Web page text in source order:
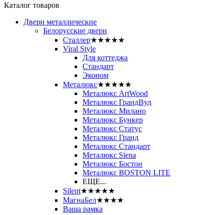
Каталог товаров
Двери металлические
Белорусские двери
Сталлер★★★★★
Viral Style
Для коттеджа
Стандарт
Эконом
Металюкс★★★★★
Металюкс ArtWood
Металюкс ГрандВуд
Металюкс Милано
Металюкс Бункер
Металюкс Статус
Металюкс Гранд
Металюкс Стандарт
Металюкс Siena
Металюкс Бостон
Металюкс BOSTON LITE
ЕЩЕ...
Silent★★★★★
МагнаБел★★★★
Ваша рамка